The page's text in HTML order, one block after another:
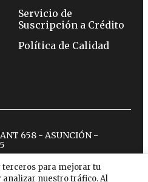
para mejorar tu
nuestro tráfico. Al
Servicio de
Suscripción a Crédito
Política de Calidad
658 - ASUNCIÓN -